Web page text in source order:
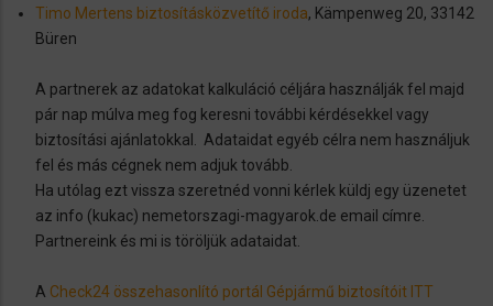
Timo Mertens biztosításközvetítő iroda, Kämpenweg 20, 33142
Büren
A partnerek az adatokat kalkuláció céljára használják fel majd
pár nap múlva meg fog keresni további kérdésekkel vagy
biztosítási ajánlatokkal. Adataidat egyéb célra nem használjuk
fel és más cégnek nem adjuk tovább.
Ha utólag ezt vissza szeretnéd vonni kérlek küldj egy üzenetet
az info (kukac) nemetorszagi-magyarok.de email címre.
Partnereink és mi is töröljük adataidat.
A Check24 összehasonlító portál Gépjármű biztosítóit ITT